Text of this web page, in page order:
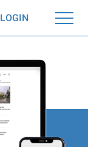
LOGIN